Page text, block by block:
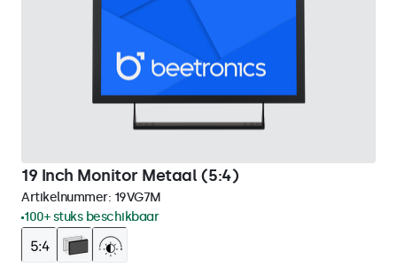
19 Inch Monitor Metaal (5:4)
Artikelnummer: 19VG7M
100+ stuks beschikbaar